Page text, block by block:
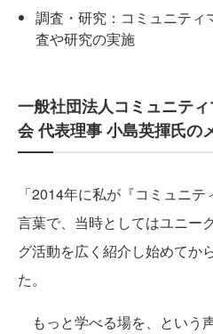
調査・研究：コミュニティ
査や研究の実施
一般社団法人コミュニテ
会 代表理事 小島英揮氏の
「2014年に私が『コミュニ
言葉で、当時としてはユニー
グ活動を広く紹介し始めてか
た。
もっと学べる場を、という